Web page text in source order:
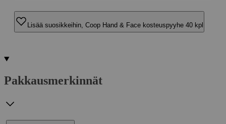
Lisää suosikkeihin, Coop Hand & Face kosteuspyyhe 40 kpl
Pakkausmerkinnät